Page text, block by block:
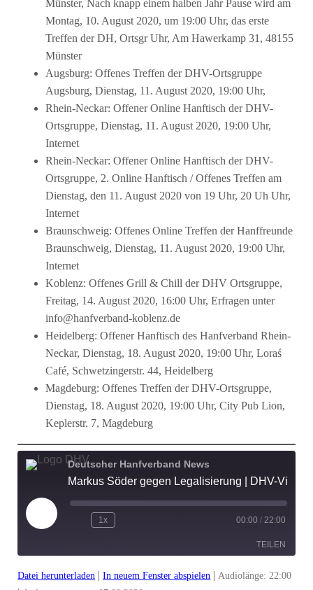
Münster, Nach knapp einem halben Jahr Pause wird am
Montag, 10. August 2020, um 19:00 Uhr, das erste
Treffen der DH, Ortsgr Uhr, Am Hawerkamp 31, 48155
Münster
Augsburg: Offenes Treffen der DHV-Ortsgruppe
Augsburg, Dienstag, 11. August 2020, 19:00 Uhr,
Rhein-Neckar: Offener Online Hanftisch der DHV-
Ortsgruppe, Dienstag, 11. August 2020, 19:00 Uhr,
Internet
Rhein-Neckar: Offener Online Hanftisch der DHV-
Ortsgruppe, 2. Online Hanftisch / Offenes Treffen am
Dienstag, den 11. August 2020 von 19 Uhr, 20 Uh Uhr,
Internet
Braunschweig: Offenes Online Treffen der Hanffreunde
Braunschweig, Dienstag, 11. August 2020, 19:00 Uhr,
Internet
Koblenz: Offenes Grill & Chill der DHV Ortsgruppe,
Freitag, 14. August 2020, 16:00 Uhr, Erfragen unter
info@hanfverband-koblenz.de
Heidelberg: Offener Hanftisch des Hanfverband Rhein-
Neckar, Dienstag, 18. August 2020, 19:00 Uhr, Loraś
Café, Schwetzingerstr. 44, Heidelberg
Magdeburg: Offenes Treffen der DHV-Ortsgruppe,
Dienstag, 18. August 2020, 19:00 Uhr, City Pub Lion,
Keplerstr. 7, Magdeburg
Deutscher Hanfverband News
Play
Episode
1x 00:00 / 22:00
TEILEN
Datei herunterladen |In neuem Fenster abspielen |Audiolänge: 22:00